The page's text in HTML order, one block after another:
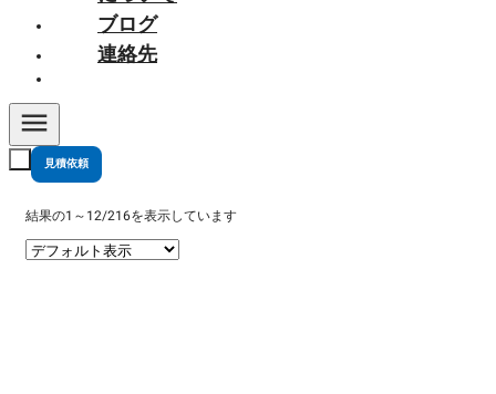
ブログ
連絡先
見積依頼
結果の1～12/216を表示しています